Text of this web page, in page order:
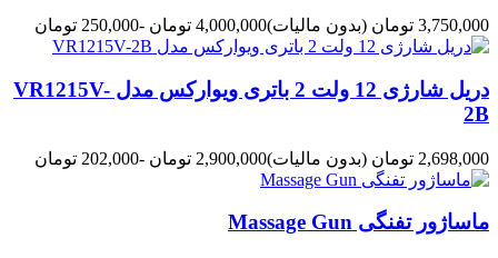
3,750,000 تومان (بدون مالیات)4,000,000 تومان -250,000 تومان
دریل شارژی 12 ولت 2 باتری ویوارکس مدل VR1215V-
2B
2,698,000 تومان (بدون مالیات)2,900,000 تومان -202,000 تومان
ماساژور تفنگی Massage Gun